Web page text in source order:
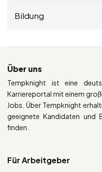
Bildung
Über uns
Tempknight ist eine
Karriereportal mit einem
Jobs. Über Tempknight
geeignete Kandidaten und
finden.
Für Arbeitgeber